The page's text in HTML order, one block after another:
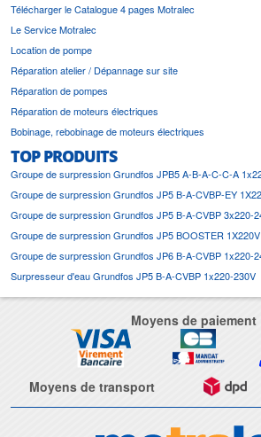
Télécharger le Catalogue 4 pages Motralec
Le Service Motralec
Location de pompe
Réparation atelier / Dépannage sur site
Réparation de pompes
Réparation de moteurs électriques
Bobinage, rebobinage de moteurs électriques
TOP PRODUITS
Groupe de surpression Grundfos JPB5 A-B-A-C-C-A
Groupe de surpression Grundfos JP5 B-A-CVBP-EY
Groupe de surpression Grundfos JP5 B-A-CVBP 3x220-
Groupe de surpression Grundfos JP5 BOOSTER
Groupe de surpression Grundfos JP6 B-A-CVBP 1x220-
Surpresseur d'eau Grundfos JP5 B-A-CVBP 1x220-230V
Moyens de paiement
Moyens de transport